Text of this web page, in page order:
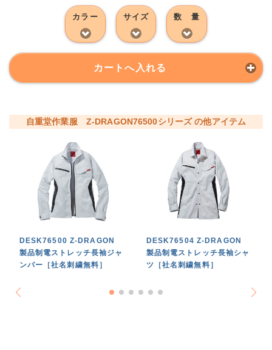
カラー サイズ 数 量
カートへ入れる
自重堂作業服 Z-DRAGON76500シリーズ の他アイテム
DESK76500 Z-DRAGON
製品制電ストレッチ長袖ジャ
ンパー［社名刺繍無料］
DESK76504 Z-DRAGON
製品制電ストレッチ長袖シャ
ツ［社名刺繍無料］